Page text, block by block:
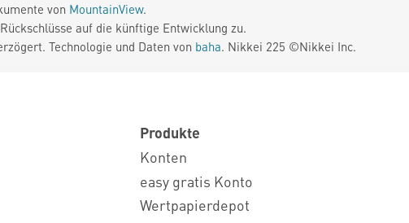
von MountainView.
auf die künftige Entwicklung zu.
Technologie und Daten von baha. Nikkei 225 ©Nikkei Inc.
Produkte
Konten
easy gratis Konto
Wertpapierdepot